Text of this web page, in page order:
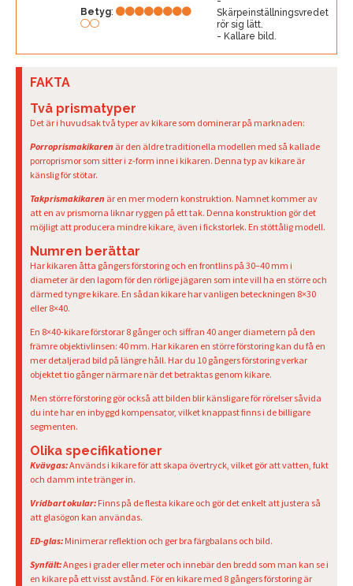
Betyg:
Skärpeinställningsvredet
rör sig lätt.
Kallare bild.
FAKTA
Två prismatyper
Det är i huvudsak två typer av kikare som dominerar på marknaden:
Porroprismakikaren är den äldre traditionella modellen med så kallade
porroprismor som sitter i z-form inne i kikaren. Denna typ av kikare är
känslig för stötar.
Takprismakikaren är en mer modern konstruktion. Namnet kommer av
att en av prismorna liknar ryggen på ett tak. Denna konstruktion gör det
möjligt att producera mindre kikare, även i fickstorlek. En stöttålig modell.
Numren berättar
Har kikaren åtta gångers förstoring och en frontlins på 30–40 mm i
diameter är den lagom för den rörlige jägaren som inte vill ha en större och
därmed tyngre kikare. En sådan kikare har vanligen beteckningen 8×30
eller 8×40.
En 8×40-kikare förstorar 8 gånger och siffran 40 anger diametern på den
främre objektivlinsen: 40 mm. Har kikaren en större förstoring kan du få en
mer detaljerad bild på längre håll. Har du 10 gångers förstoring verkar
objektet tio gånger närmare när det betraktas genom kikare.
Men större förstoring gör också att bilden blir känsligare för rörelser såvida
du inte har en inbyggd kompensator, vilket knappast finns i de billigare
segmenten.
Olika specifikationer
Kvävgas:Används i kikare för att skapa övertryck, vilket gör att vatten, fukt
och damm inte tränger in.
Vridbart okular: Finns på de flesta kikare och gör det enkelt att justera så
att glasögon kan användas.
ED-glas: Minimerar reflektion och ger bra färgbalans och bild.
Synfält:Anges i grader eller meter och innebär den bredd som man kan se i
en kikare på ett visst avstånd. För en kikare med 8 gångers förstoring är